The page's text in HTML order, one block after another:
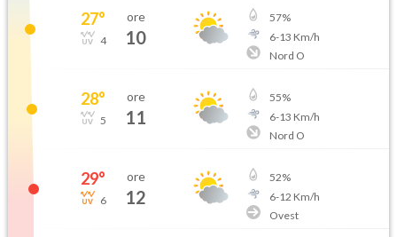
27°
4
ore
10
57%
6-13 Km/h
Nord O
28°
5
ore
11
55%
6-13 Km/h
Nord O
29°
6
ore
12
52%
6-12 Km/h
Ovest